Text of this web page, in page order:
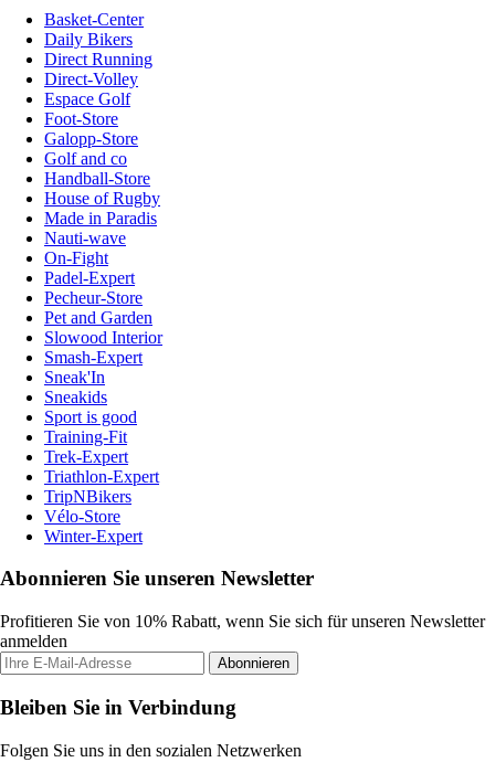
Basket-Center
Daily Bikers
Direct Running
Direct-Volley
Espace Golf
Foot-Store
Galopp-Store
Golf and co
Handball-Store
House of Rugby
Made in Paradis
Nauti-wave
On-Fight
Padel-Expert
Pecheur-Store
Pet and Garden
Slowood Interior
Smash-Expert
Sneak'In
Sneakids
Sport is good
Training-Fit
Trek-Expert
Triathlon-Expert
TripNBikers
Vélo-Store
Winter-Expert
Abonnieren Sie unseren Newsletter
Profitieren Sie von 10% Rabatt, wenn Sie sich für unseren Newsletter
anmelden
Abonnieren
Bleiben Sie in Verbindung
Folgen Sie uns in den sozialen Netzwerken